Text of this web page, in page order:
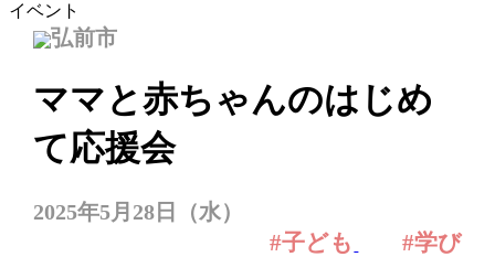
イベント
弘前市
ママと赤ちゃんのはじめ
て応援会
2025年5月28日（水）
#子ども #学び